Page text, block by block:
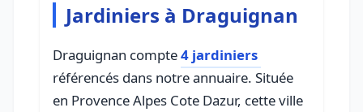
Jardiniers à Draguignan
Draguignan compte4 jardiniers
référencés dans notre annuaire. Située
en Provence Alpes Cote Dazur, cette ville